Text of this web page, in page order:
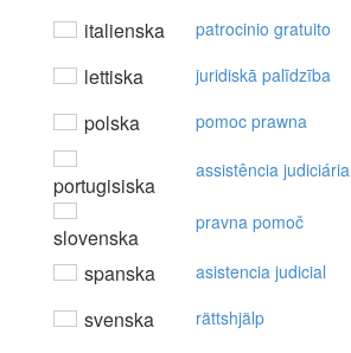
italienska patrocinio gratuito
lettiska juridiskā palīdzība
polska pomoc prawna
portugisiska
assistência judiciária
slovenska
pravna pomoč
spanska asistencia judicial
svenska rättshjälp